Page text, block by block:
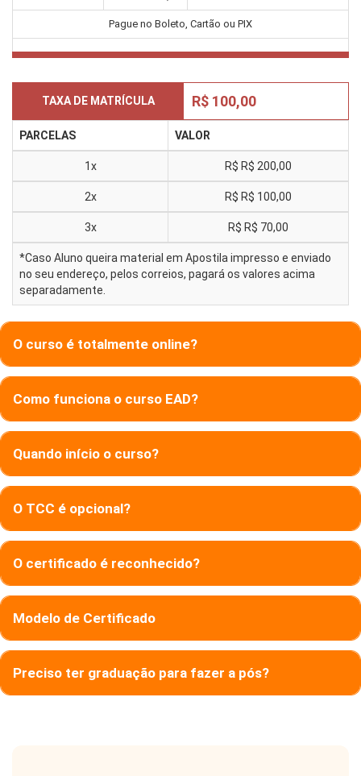
Pague no Boleto, Cartão ou PIX
TAXA DE MATRÍCULA R$ 100,00
PARCELAS VALOR
1x R$ R$ 200,00
2x R$ R$ 100,00
3x R$ R$ 70,00
*Caso Aluno queira material em Apostila impresso e enviado
no seu endereço, pelos correios, pagará os valores acima
separadamente.
O curso é totalmente online?
Como funciona o curso EAD?
Quando início o curso?
O TCC é opcional?
O certificado é reconhecido?
Modelo de Certificado
Preciso ter graduação para fazer a pós?